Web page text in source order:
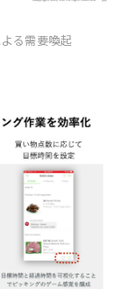
る需要喚起